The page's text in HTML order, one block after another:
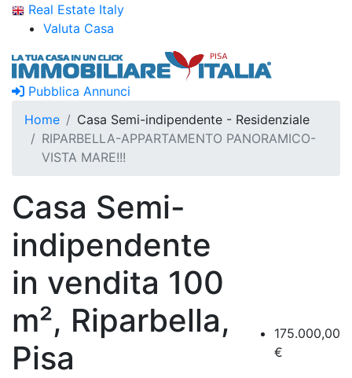
Real Estate Italy
Valuta Casa
Pubblica Annunci
Home
Casa Semi-indipendente - Residenziale
RIPARBELLA-APPARTAMENTO PANORAMICO-
VISTA MARE!!!
Casa Semi-
indipendente
in vendita 100
m², Riparbella,
Pisa
175.000,00
€